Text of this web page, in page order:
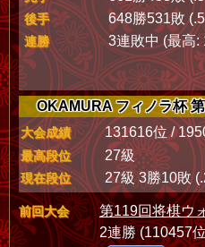
後手 648勝531敗
連勝 3連敗中 (最高:
OKAMURA フィノラ杯
大会成績 131616位 /
最高段位 27級
現在段位 27級 3勝10敗
前回大会
第119回将棋ウ
2連勝 (110457